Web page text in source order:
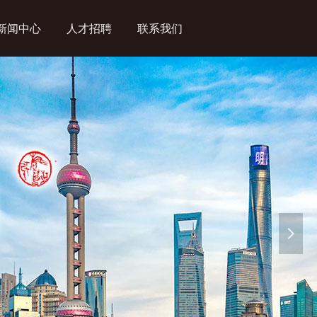
闻中心 人才招聘 联系我们
넲